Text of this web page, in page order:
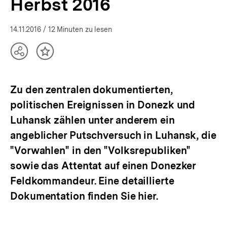
Herbst 2016
14.11.2016 / 12 Minuten zu lesen
TeilenInhalt
Zu den zentralen dokumentierten,
politischen Ereignissen in Donezk und
Luhansk zählen unter anderem ein
angeblicher Putschversuch in Luhansk, die
"Vorwahlen" in den "Volksrepubliken"
sowie das Attentat auf einen Donezker
Feldkommandeur. Eine detaillierte
Dokumentation finden Sie hier.